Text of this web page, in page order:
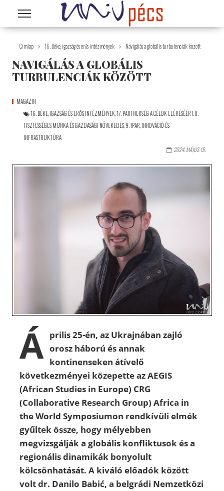
Ugrás a tartalomra
Címlap 16. Béke, igazság és erős intézmények Navigálás a globális turbulenciák között
NAVIGÁLÁS A GLOBÁLIS
TURBULENCIÁK KÖZÖTT
MAGAZIN
16. BÉKE, IGAZSÁG ÉS ERŐS INTÉZMÉNYEK,17. PARTNERSÉG A CÉLOK ELÉRÉSÉÉRT,8.
TISZTESSÉGES MUNKA ÉS GAZDASÁGI NÖVEKEDÉS,9. IPAR, INNOVÁCIÓ ÉS
INFRASTRUKTÚRA
2024. MÁJUS 19.
Á prilis 25-én, az Ukrajnában zajló
orosz háború és annak
kontinenseken átívelő
következményei közepette az AEGIS
(African Studies in Europe) CRG
(Collaborative Research Group) Africa in
the World Symposiumon rendkívüli elmék
gyűltek össze, hogy mélyebben
megvizsgálják a globális konfliktusok és a
regionális dinamikák bonyolult
kölcsönhatását. A kiváló előadók között
volt dr. Danilo Babić, a belgrádi Nemzetközi